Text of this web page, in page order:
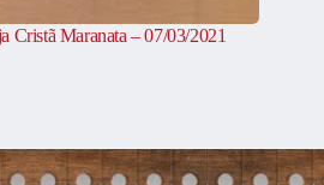
Cristã Maranata – 07/03/2021